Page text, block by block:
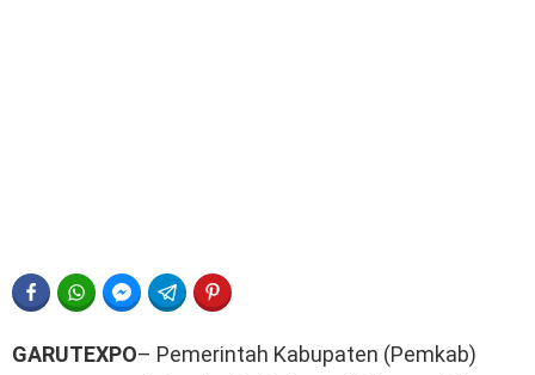
FACEBOOKWHATSAPPFACEBOOK MESSENGER
TELEGRAM
GARUTEXPO– Pemerintah Kabupaten (Pemkab)